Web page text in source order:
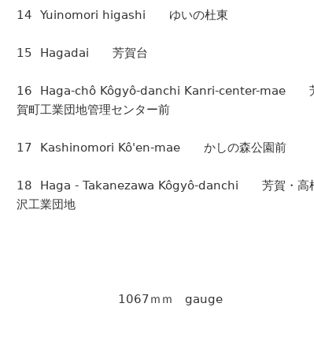
14 Yuinomori higashi ゆいの杜東
15 Hagadai 芳賀台
16 Haga-chô Kôgyô-danchi Kanri-center-mae
賀町工業団地管理センター前
17 Kashinomori Kô'en-mae かしの森公園前
18 Haga - Takanezawa Kôgyô-danchi 芳賀・高
沢工業団地
1067ｍｍ gauge